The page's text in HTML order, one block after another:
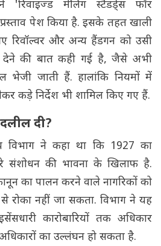
मेलिंग स्टैंडर्ड्स फॉर
पेश किया है. इसके तहत खाली
रिवॉल्वर और अन्य हैंडगन को उसी
की बात कही गई है, जैसे अभी
भेजी जाती हैं. हालांकि नियमों में
कड़े निर्देश भी शामिल किए गए हैं.
दी?
विभाग ने कहा था कि 1927 का
संशोधन की भावना के खिलाफ है.
का पालन करने वाले नागरिकों को
रोका नहीं जा सकता. विभाग ने यह
कारोबारियों तक अधिकार
का उल्लंघन हो सकता है.